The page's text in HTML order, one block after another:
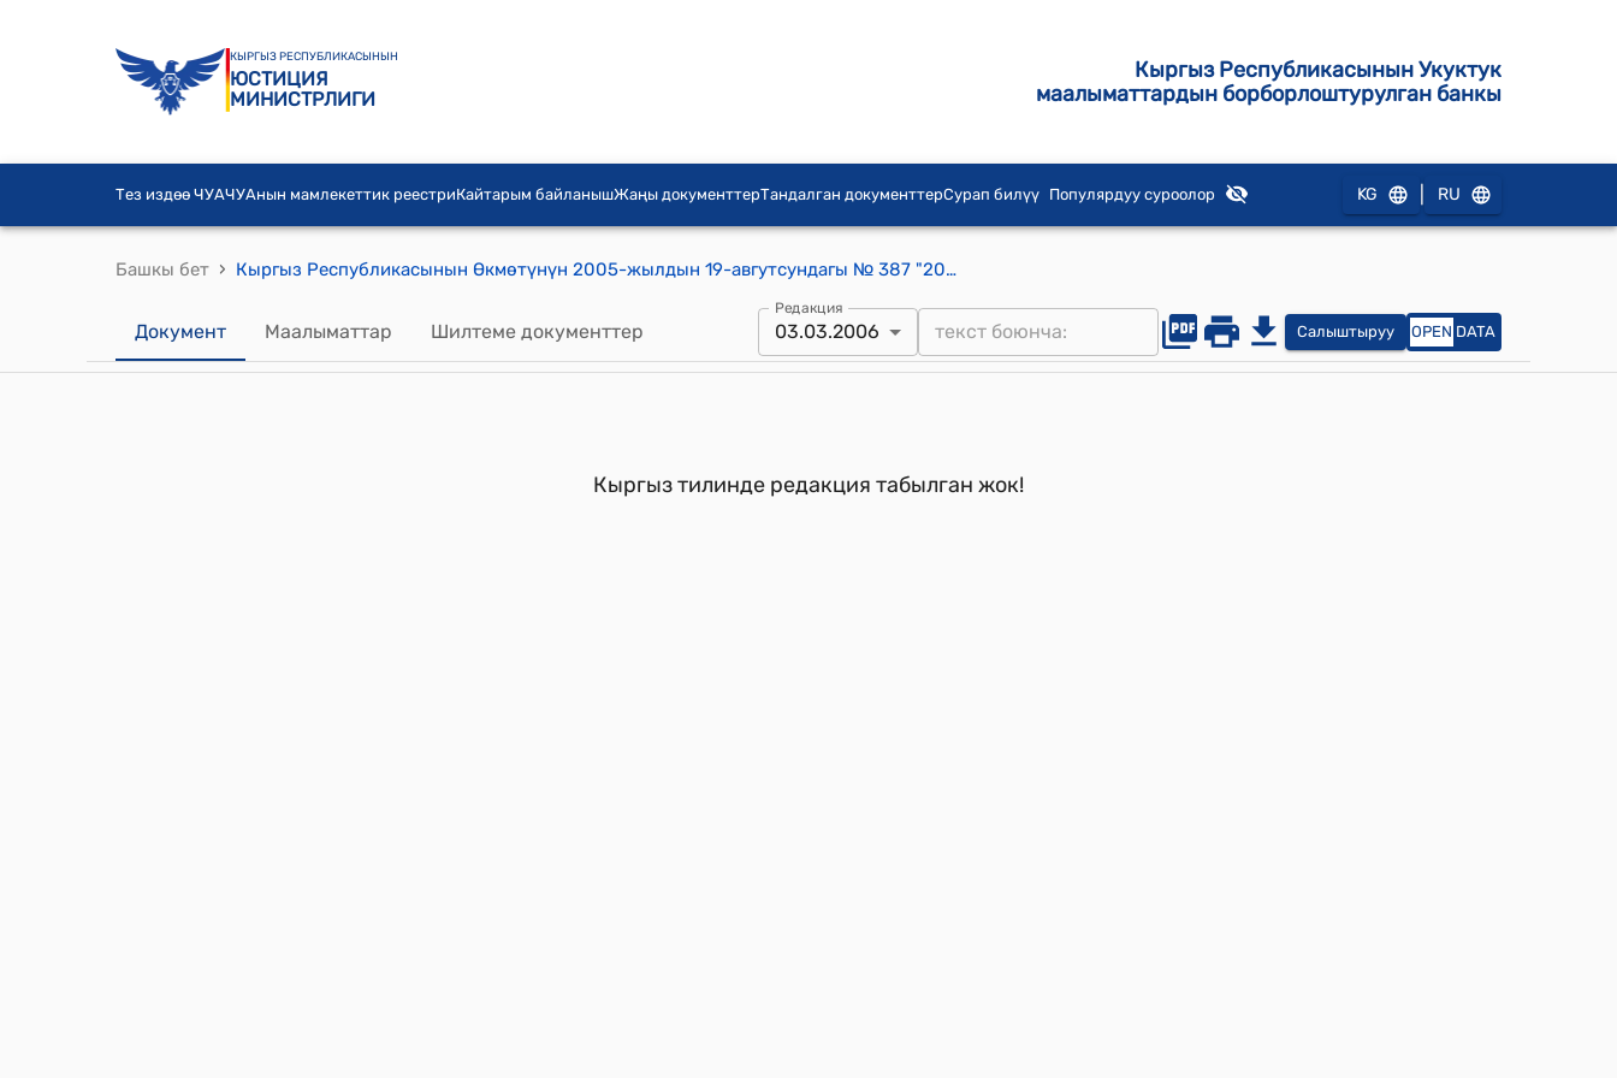
КЫРГЫЗ РЕСПУБЛИКАСЫНЫН
ЮСТИЦИЯ
МИНИСТРЛИГИ
Кыргыз Республикасынын Укуктук
маалыматтардын борборлоштурулган банкы
Тез издөө ЧУАЧУАнын мамлекеттик реестриКайтарым байланышЖаңы документтерТандалган документтерСурап билүү Популярдуу суроолор KG RU
Башкы бет › Кыргыз Республикасынын Өкмөтүнүн 2005-жылдын 19-авгутсундагы № 387 "2005-жылга Кыргыз Республикасынын Өкмөтүнүн мыйзам долбоорлоо иштеринин планы жөнүндө" Кыргыз Республикасынын Өкмөтүнүн 2005-жылдын 18-мартындагы № 136 токтомуна өзгөртүүлөрдү киргизүү тууралуу"
Документ Маалыматтар Шилтеме документтер
Редакция
03.03.2006 Салыштыруу OPEN DATA
Кыргыз тилинде редакция табылган жок!